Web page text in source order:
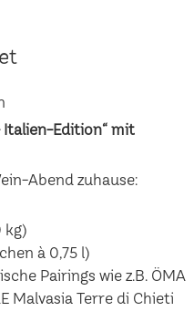
Italien-Edition“ mit
Abend zuhause:
kg)
à 0,75 l)
Pairings wie z.B. ÖMA
Malvasia Terre di Chieti